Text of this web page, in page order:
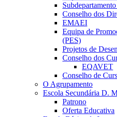
Conselho dos
EMAEI
Equipa de
(PES)
Projetos de
Conselho dos
EQAVET
Conselho de
O Agrupamento
Escola Secundária D.
Patrono
Oferta Educativa